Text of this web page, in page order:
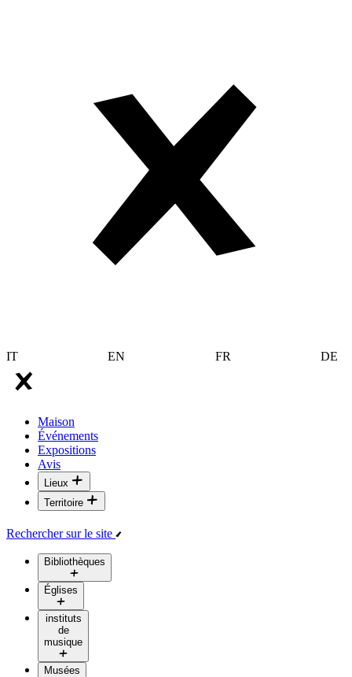
IT EN FR DE
Maison
Événements
Expositions
Avis
Lieux
Territoire
Rechercher sur le site
Bibliothèques
Églises
instituts
de
musique
Musées